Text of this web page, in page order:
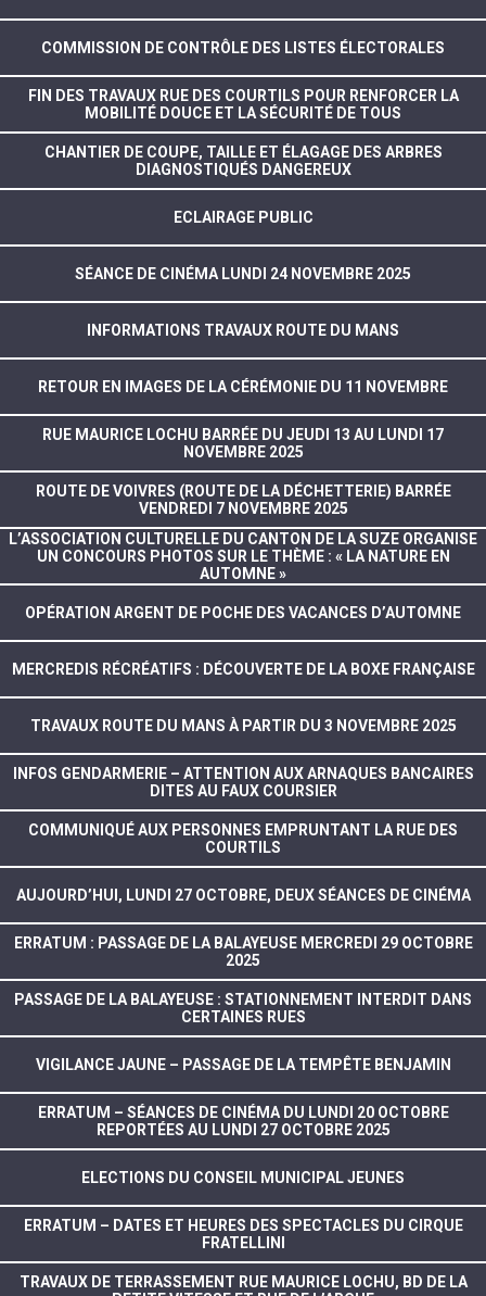
COMMISSION DE CONTRÔLE DES LISTES ÉLECTORALES
FIN DES TRAVAUX RUE DES COURTILS POUR RENFORCER LA
MOBILITÉ DOUCE ET LA SÉCURITÉ DE TOUS
CHANTIER DE COUPE, TAILLE ET ÉLAGAGE DES ARBRES
DIAGNOSTIQUÉS DANGEREUX
ECLAIRAGE PUBLIC
SÉANCE DE CINÉMA LUNDI 24 NOVEMBRE 2025
INFORMATIONS TRAVAUX ROUTE DU MANS
RETOUR EN IMAGES DE LA CÉRÉMONIE DU 11 NOVEMBRE
RUE MAURICE LOCHU BARRÉE DU JEUDI 13 AU LUNDI 17
NOVEMBRE 2025
ROUTE DE VOIVRES (ROUTE DE LA DÉCHETTERIE) BARRÉE
VENDREDI 7 NOVEMBRE 2025
L’ASSOCIATION CULTURELLE DU CANTON DE LA SUZE ORGANISE
UN CONCOURS PHOTOS SUR LE THÈME : « LA NATURE EN
AUTOMNE »
OPÉRATION ARGENT DE POCHE DES VACANCES D’AUTOMNE
MERCREDIS RÉCRÉATIFS : DÉCOUVERTE DE LA BOXE FRANÇAISE
TRAVAUX ROUTE DU MANS À PARTIR DU 3 NOVEMBRE 2025
INFOS GENDARMERIE – ATTENTION AUX ARNAQUES BANCAIRES
DITES AU FAUX COURSIER
COMMUNIQUÉ AUX PERSONNES EMPRUNTANT LA RUE DES
COURTILS
AUJOURD’HUI, LUNDI 27 OCTOBRE, DEUX SÉANCES DE CINÉMA
ERRATUM : PASSAGE DE LA BALAYEUSE MERCREDI 29 OCTOBRE
2025
PASSAGE DE LA BALAYEUSE : STATIONNEMENT INTERDIT DANS
CERTAINES RUES
VIGILANCE JAUNE – PASSAGE DE LA TEMPÊTE BENJAMIN
ERRATUM – SÉANCES DE CINÉMA DU LUNDI 20 OCTOBRE
REPORTÉES AU LUNDI 27 OCTOBRE 2025
ELECTIONS DU CONSEIL MUNICIPAL JEUNES
ERRATUM – DATES ET HEURES DES SPECTACLES DU CIRQUE
FRATELLINI
TRAVAUX DE TERRASSEMENT RUE MAURICE LOCHU, BD DE LA